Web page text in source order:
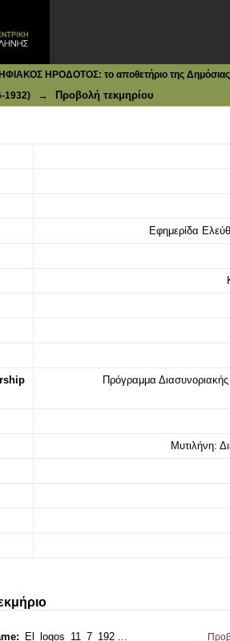
ΗΡΟΔΟΤΟΣ: το αποθετήριο της Δημόσιας
1932)
→ Προβολή τεκμηρίου
Εφημερίδα
Πρόγραμμα
Μυτιλήνη:
El_logos_11_7_192 ...